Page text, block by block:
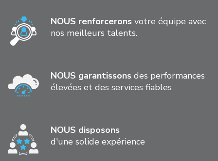
NOUS renforcerons votre équipe avec
nos meilleurs talents.
NOUS garantissons des performances
élevées et des services fiables
NOUS disposons
d'une solide expérience